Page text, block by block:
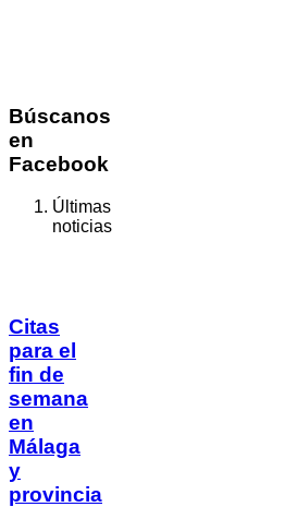
Búscanos
en
Facebook
Últimas
noticias
Citas
para el
fin de
semana
en
Málaga
y
provincia